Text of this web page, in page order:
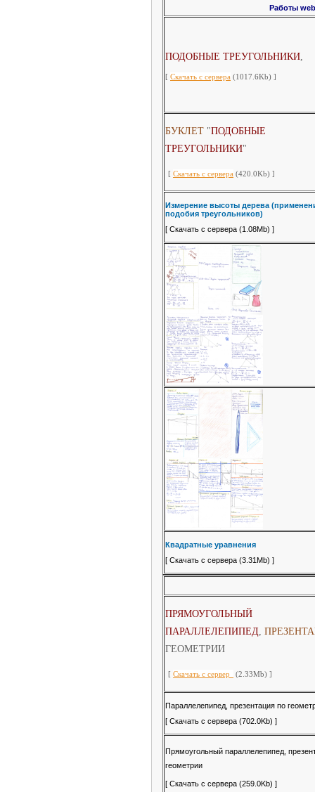
Работы
ПОДОБНЫЕ ТРЕУГОЛЬНИКИ
[ Скачать с сервера (1017.6Kb) ]
БУКЛЕТ "ПОДОБНЫЕ
ТРЕУГОЛЬНИКИ"
[ Скачать с сервера (420.0Kb) ]
Измерение высоты дерева
подобия треугольников)
[ Скачать с сервера (1.08Mb) ]
Квадратные уравнения
[ Скачать с сервера (3.31Mb) ]
ПРЯМОУГОЛЬНЫЙ
ПАРАЛЛЕЛЕПИПЕД
ГЕОМЕТРИИ
[ Скачать с сервер (2.33Mb) ]
Параллелепипед, презентация по
[ Скачать с сервера (702.0Kb) ]
Прямоугольный параллелепипед,
геометрии
[ Скачать с сервера (259.0Kb) ]